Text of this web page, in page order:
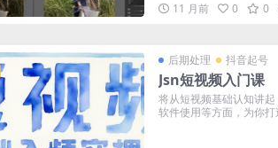
11 月前 0 0
后期处理 抖音起号
Jsn短视频入门课
将从短视频基础认知讲
软件使用等方面，为你打